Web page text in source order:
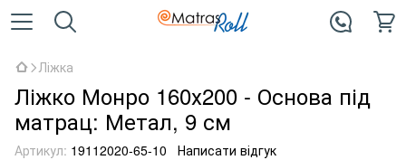
Ліжка
Ліжко Монро 160х200 - Основа під
матрац: Метал, 9 см
Артикул: 19112020-65-10 Написати відгук